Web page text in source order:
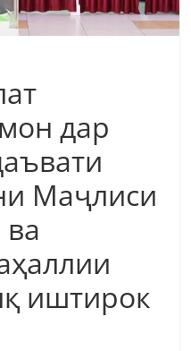
дар
Маҷлиси
иштирок